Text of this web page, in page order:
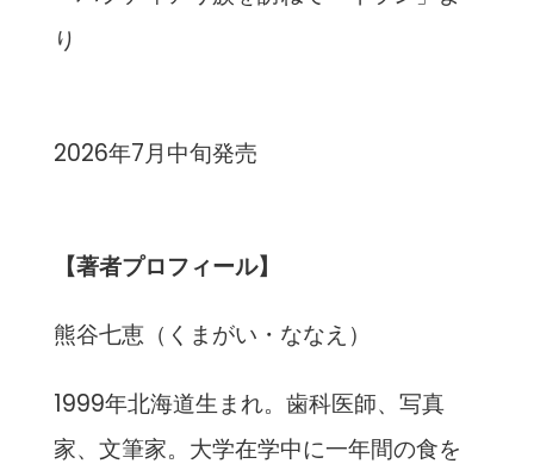
り
2026年7月中旬発売
【著者プロフィール】
熊谷七恵（くまがい・ななえ）
1999年北海道生まれ。歯科医師、写真
家、文筆家。大学在学中に一年間の食を